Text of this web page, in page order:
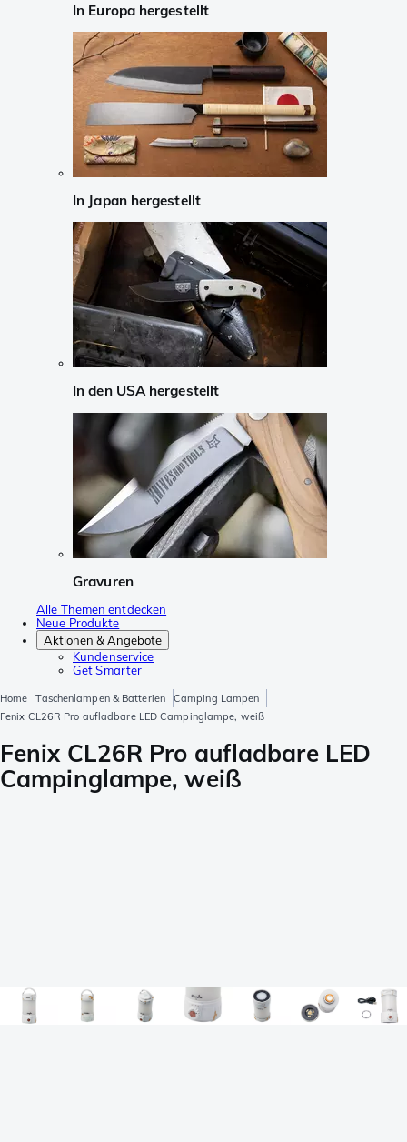
In Europa hergestellt
In Japan hergestellt
In den USA hergestellt
Gravuren
Alle Themen entdecken
Neue Produkte
Aktionen & Angebote
Kundenservice
Get Smarter
Home Taschenlampen & Batterien
Camping Lampen
Fenix CL26R Pro aufladbare LED Campinglampe, weiß
Fenix CL26R Pro aufladbare LED
Campinglampe, weiß